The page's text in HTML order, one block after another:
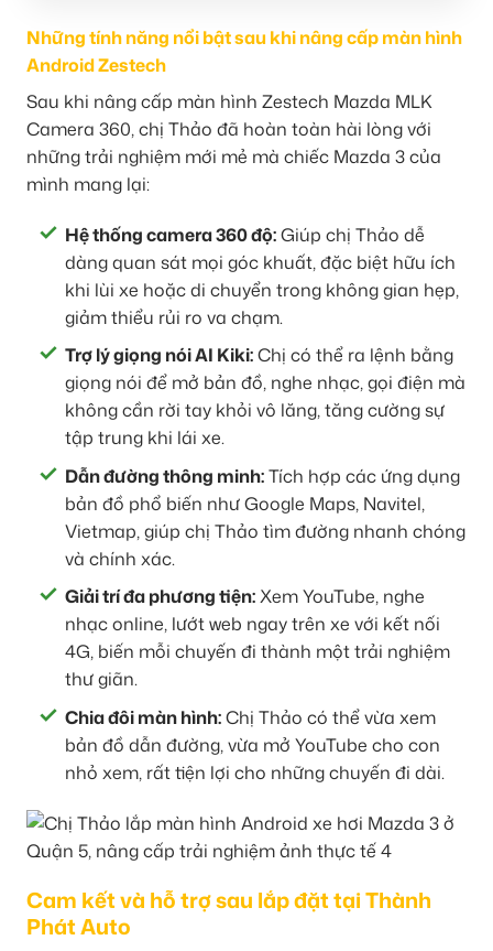
Những tính năng nổi bật sau khi nâng cấp màn hình
Android Zestech
Sau khi nâng cấp màn hình Zestech Mazda MLK
Camera 360, chị Thảo đã hoàn toàn hài lòng với
những trải nghiệm mới mẻ mà chiếc Mazda 3 của
mình mang lại:
Hệ thống camera 360 độ:Giúp chị Thảo dễ
dàng quan sát mọi góc khuất, đặc biệt hữu ích
khi lùi xe hoặc di chuyển trong không gian hẹp,
giảm thiểu rủi ro va chạm.
Trợ lý giọng nói AI Kiki:Chị có thể ra lệnh bằng
giọng nói để mở bản đồ, nghe nhạc, gọi điện mà
không cần rời tay khỏi vô lăng, tăng cường sự
tập trung khi lái xe.
Dẫn đường thông minh:Tích hợp các ứng dụng
bản đồ phổ biến như Google Maps, Navitel,
Vietmap, giúp chị Thảo tìm đường nhanh chóng
và chính xác.
Giải trí đa phương tiện:Xem YouTube, nghe
nhạc online, lướt web ngay trên xe với kết nối
4G, biến mỗi chuyến đi thành một trải nghiệm
thư giãn.
Chia đôi màn hình:Chị Thảo có thể vừa xem
bản đồ dẫn đường, vừa mở YouTube cho con
nhỏ xem, rất tiện lợi cho những chuyến đi dài.
Cam kết và hỗ trợ sau lắp đặt tại Thành
Phát Auto